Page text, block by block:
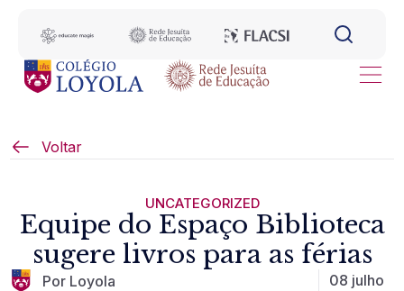
Voltar
UNCATEGORIZED
Equipe do Espaço Biblioteca
sugere livros para as férias
Por Loyola
08 julho